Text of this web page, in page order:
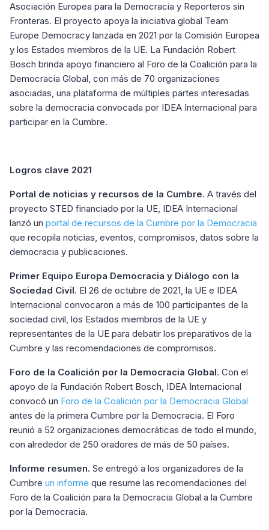
Asociación Europea para la Democracia y Reporteros sin
Fronteras. El proyecto apoya la iniciativa global Team
Europe Democracy lanzada en 2021 por la Comisión Europea
y los Estados miembros de la UE. La Fundación Robert
Bosch brinda apoyo financiero al Foro de la Coalición para la
Democracia Global, con más de 70 organizaciones
asociadas, una plataforma de múltiples partes interesadas
sobre la democracia convocada por IDEA Internacional para
participar en la Cumbre.
Logros clave 2021
Portal de noticias y recursos de la Cumbre. A través del
proyecto STED financiado por la UE, IDEA Internacional
lanzó un portal de recursos de la Cumbre por la Democracia
que recopila noticias, eventos, compromisos, datos sobre la
democracia y publicaciones.
Primer Equipo Europa Democracia y Diálogo con la
Sociedad Civil. El 26 de octubre de 2021, la UE e IDEA
Internacional convocaron a más de 100 participantes de la
sociedad civil, los Estados miembros de la UE y
representantes de la UE para debatir los preparativos de la
Cumbre y las recomendaciones de compromisos.
Foro de la Coalición por la Democracia Global. Con el
apoyo de la Fundación Robert Bosch, IDEA Internacional
convocó un Foro de la Coalición por la Democracia Global
antes de la primera Cumbre por la Democracia. El Foro
reunió a 52 organizaciones democráticas de todo el mundo,
con alrededor de 250 oradores de más de 50 países.
Informe resumen. Se entregó a los organizadores de la
Cumbre un informe que resume las recomendaciones del
Foro de la Coalición para la Democracia Global a la Cumbre
por la Democracia.